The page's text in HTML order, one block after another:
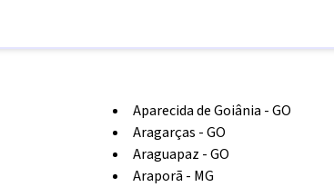
Aparecida de Goiânia -GO
Aragarças -GO
Araguapaz -GO
Araporã - MG